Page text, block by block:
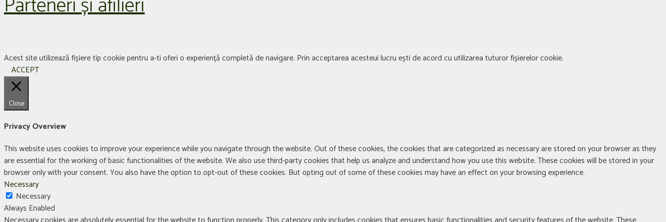
Acest site utilizează fișiere tip cookie pentru a-ti oferi o experiență completă de navigare. Prin acceptarea acesteui lucru ești de acord cu utilizarea tuturor fișierelor cookie.
ACCEPT
Close
Privacy Overview
This website uses cookies to improve your experience while you navigate through the website. Out of these cookies, the cookies that are categorized as necessary are stored on your browser as they
are essential for the working of basic functionalities of the website. We also use third-party cookies that help us analyze and understand how you use this website. These cookies will be stored in your
browser only with your consent. You also have the option to opt-out of these cookies. But opting out of some of these cookies may have an effect on your browsing experience.
Necessary
Necessary
Always Enabled